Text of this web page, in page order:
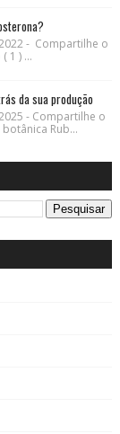
- Compartilhe o
1 ) ...
da sua produção
- Compartilhe o
Rub...